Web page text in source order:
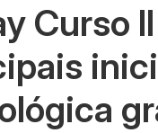
Curso